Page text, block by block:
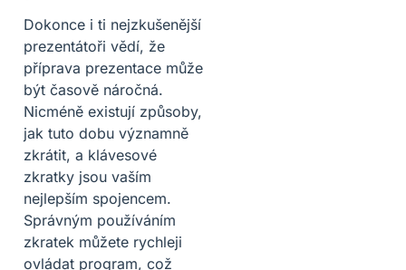
Dokonce i ti nejzkušenější
prezentátoři vědí, že
příprava prezentace může
být časově náročná.
Nicméně existují způsoby,
jak tuto dobu významně
zkrátit, a klávesové
zkratky jsou vaším
nejlepším spojencem.
Správným používáním
zkratek můžete rychleji
ovládat program, což